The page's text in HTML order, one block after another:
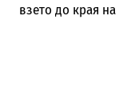
взето до края на